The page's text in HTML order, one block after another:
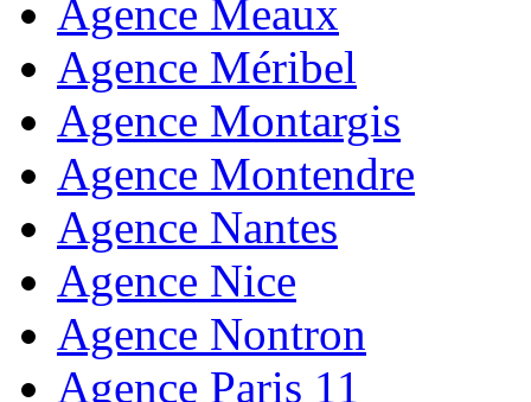
Agence Meaux
Agence Méribel
Agence Montargis
Agence Montendre
Agence Nantes
Agence Nice
Agence Nontron
Agence Paris 11